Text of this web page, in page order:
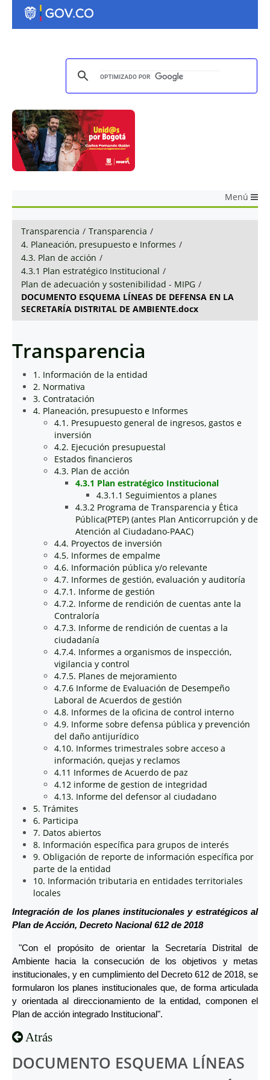
Menú
Transparencia / Transparencia /
4. Planeación, presupuesto e Informes /
4.3. Plan de acción /
4.3.1 Plan estratégico Institucional /
Plan de adecuación y sostenibilidad - MIPG /
DOCUMENTO ESQUEMA LÍNEAS DE DEFENSA EN LA
SECRETARÍA DISTRITAL DE AMBIENTE.docx
Transparencia
1. Información de la entidad
2. Normativa
3. Contratación
4. Planeación, presupuesto e Informes
4.1. Presupuesto general de ingresos, gastos e
inversión
4.2. Ejecución presupuestal
Estados financieros
4.3. Plan de acción
4.3.1 Plan estratégico Institucional
4.3.1.1 Seguimientos a planes
4.3.2 Programa de Transparencia y Ética
Pública(PTEP) (antes Plan Anticorrupción y de
Atención al Ciudadano-PAAC)
4.4. Proyectos de inversión
4.5. Informes de empalme
4.6. Información pública y/o relevante
4.7. Informes de gestión, evaluación y auditoría
4.7.1. Informe de gestión
4.7.2. Informe de rendición de cuentas ante la
Contraloría
4.7.3. Informe de rendición de cuentas a la
ciudadanía
4.7.4. Informes a organismos de inspección,
vigilancia y control
4.7.5. Planes de mejoramiento
4.7.6 Informe de Evaluación de Desempeño
Laboral de Acuerdos de gestión
4.8. Informes de la oficina de control interno
4.9. Informe sobre defensa pública y prevención
del daño antijurídico
4.10. Informes trimestrales sobre acceso a
información, quejas y reclamos
4.11 Informes de Acuerdo de paz
4.12 informe de gestion de integridad
4.13. Informe del defensor al ciudadano
5. Trámites
6. Participa
7. Datos abiertos
8. Información específica para grupos de interés
9. Obligación de reporte de información específica por
parte de la entidad
10. Información tributaria en entidades territoriales
locales
Integración de los planes institucionales y estratégicos al
Plan de Acción, Decreto Nacional 612 de 2018
"Con el propósito de orientar la Secretaría Distrital de
Ambiente hacia la consecución de los objetivos y metas
institucionales, y en cumplimiento del Decreto 612 de 2018, se
formularon los planes institucionales que, de forma articulada
y orientada al direccionamiento de la entidad, componen el
Plan de acción integrado Institucional".
Atrás
DOCUMENTO ESQUEMA LÍNEAS